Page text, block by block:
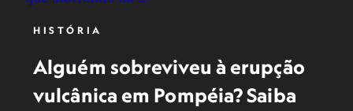
HISTÓRIA
Alguém sobreviveu à erupção
vulcânica em Pompéia? Saiba